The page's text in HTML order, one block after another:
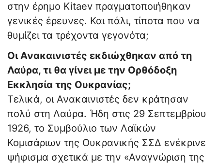
στην έρημο Kitaev πραγματοποιήθηκαν
γενικές έρευνες. Και πάλι, τίποτα που να
θυμίζει τα τρέχοντα γεγονότα;
Οι Ανακαινιστές εκδιώχθηκαν από τη
Λαύρα, τι θα γίνει με την Ορθόδοξη
Εκκλησία της Ουκρανίας;
Τελικά, οι Ανακαινιστές δεν κράτησαν
πολύ στη Λαύρα. Ήδη στις 29 Σεπτεμβρίου
1926, το Συμβούλιο των Λαϊκών
Κομισάριων της Ουκρανικής ΣΣΔ ενέκρινε
ψήφισμα σχετικά με την «Αναγνώριση της